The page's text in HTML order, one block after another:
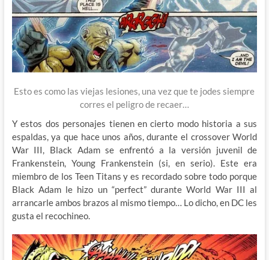
Esto es como las viejas lesiones, una vez que te jodes siempre
corres el peligro de recaer…
Y estos dos personajes tienen en cierto modo historia a sus
espaldas, ya que hace unos años, durante el crossover World
War III, Black Adam se enfrentó a la versión juvenil de
Frankenstein, Young Frankenstein (si, en serio). Este era
miembro de los Teen Titans y es recordado sobre todo porque
Black Adam le hizo un “perfect” durante World War III al
arrancarle ambos brazos al mismo tiempo… Lo dicho, en DC les
gusta el recochineo.